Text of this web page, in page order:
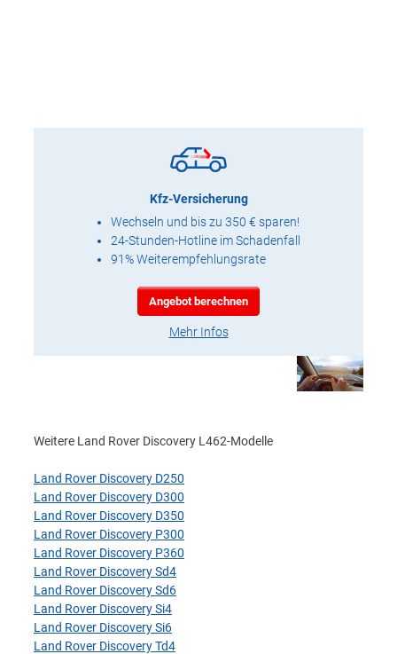
Kfz-Versicherung
Wechseln und bis zu 350 € sparen!
24-Stunden-Hotline im Schadenfall
91% Weiterempfehlungsrate
Angebot berechnen
Mehr Infos
Weitere Land Rover Discovery L462-Modelle
Land Rover Discovery D250
Land Rover Discovery D300
Land Rover Discovery D350
Land Rover Discovery P300
Land Rover Discovery P360
Land Rover Discovery Sd4
Land Rover Discovery Sd6
Land Rover Discovery Si4
Land Rover Discovery Si6
Land Rover Discovery Td4